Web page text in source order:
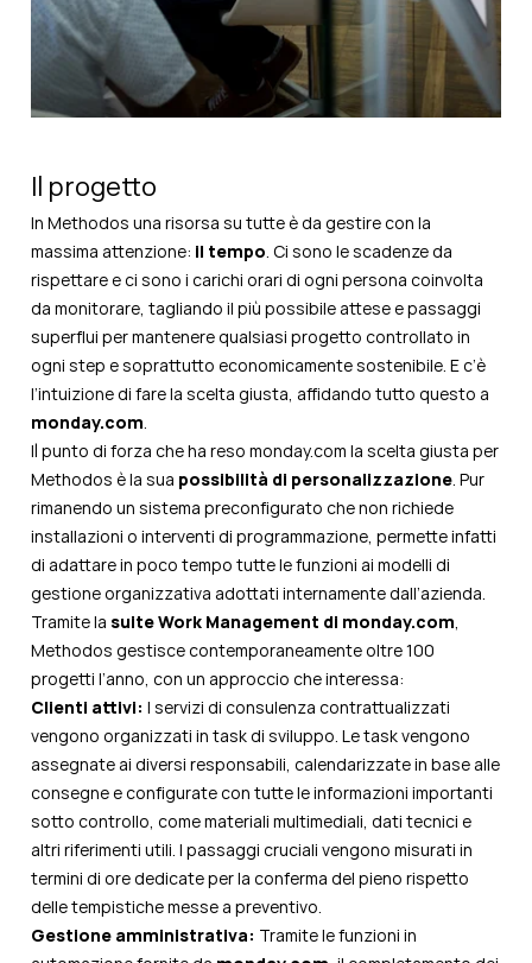
Il progetto
In Methodos una risorsa su tutte è da gestire con la
massima attenzione: il tempo. Ci sono le scadenze da
rispettare e ci sono i carichi orari di ogni persona coinvolta
da monitorare, tagliando il più possibile attese e passaggi
superflui per mantenere qualsiasi progetto controllato in
ogni step e soprattutto economicamente sostenibile. E c’è
l’intuizione di fare la scelta giusta, affidando tutto questo a
monday.com.
Il punto di forza che ha reso monday.com la scelta giusta per
Methodos è la sua possibilità di personalizzazione. Pur
rimanendo un sistema preconfigurato che non richiede
installazioni o interventi di programmazione, permette infatti
di adattare in poco tempo tutte le funzioni ai modelli di
gestione organizzativa adottati internamente dall’azienda.
Tramite la suite Work Management di monday.com,
Methodos gestisce contemporaneamente oltre 100
progetti l’anno, con un approccio che interessa:
Clienti attivi: I servizi di consulenza contrattualizzati
vengono organizzati in task di sviluppo. Le task vengono
assegnate ai diversi responsabili, calendarizzate in base alle
consegne e configurate con tutte le informazioni importanti
sotto controllo, come materiali multimediali, dati tecnici e
altri riferimenti utili. I passaggi cruciali vengono misurati in
termini di ore dedicate per la conferma del pieno rispetto
delle tempistiche messe a preventivo.
Gestione amministrativa: Tramite le funzioni in